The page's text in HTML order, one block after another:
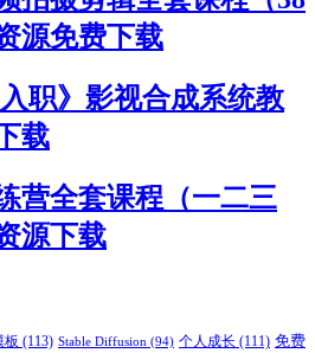
源免费下载
入职》影视合成系统教
载
营全套课程（一二三
源下载
板 (113) Stable Diffusion (94) 个人成长 (111) 免费